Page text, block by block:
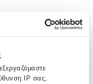
IP σας,